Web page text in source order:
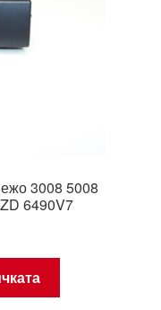
3008 5008
6490V7